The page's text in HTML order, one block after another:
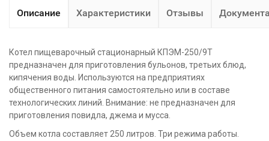
Описание Характеристики Отзывы
Котел пищеварочный стационарный КПЭМ-250/9Т
предназначен для приготовления бульонов, третьих блюд,
кипячения воды. Используются на предприятиях
общественного питания самостоятельно или в составе
технологических линий. Внимание: не предназначен для
приготовления повидла, джема и мусса.
Объем котла составляет 250 литров. Три режима работы.